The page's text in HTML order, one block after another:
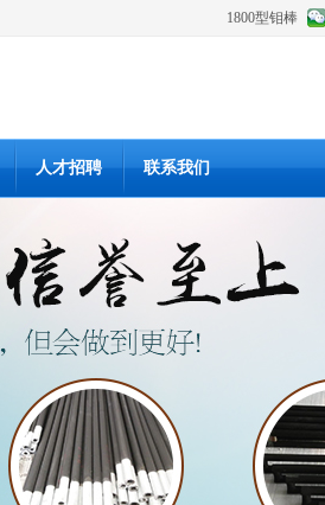
1800型钼棒
人才招聘 联系我们